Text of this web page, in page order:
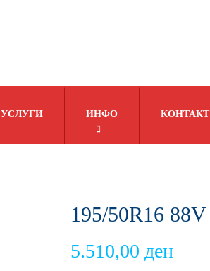
УСЛУГИ ИНФО КОНТАКТ
195/50R16
5.510,00 ден